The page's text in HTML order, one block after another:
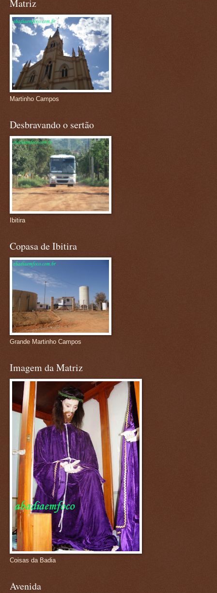
Matriz
Martinho Campos
Desbravando o sertão
Ibitira
Copasa de Ibitira
Grande Martinho Campos
Imagem da Matriz
Coisas da Badia
Avenida